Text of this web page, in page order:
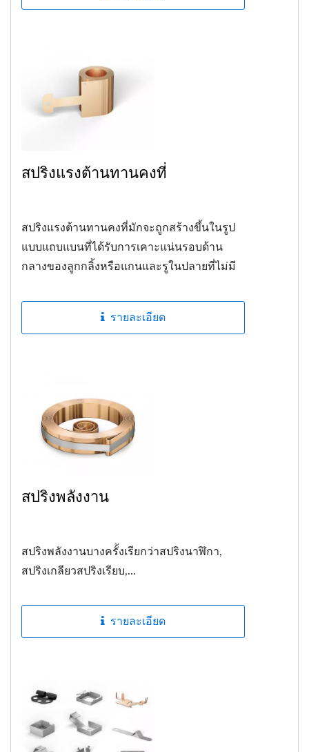
สปริงแรงต้านทานคงที่
สปริงแรงต้านทานคงที่มักจะถูกสร้างขึ้นในรูป
แบบแถบแบนที่ได้รับการเคาะแน่นรอบด้าน
กลางของลูกกลิ้งหรือแกนและรูในปลายที่ไม่มี
สมดุลแบบคาวน์เตอร์...
รายละเอียด
สปริงพลังงาน
สปริงพลังงานบางครั้งเรียกว่าสปริงนาฬิกา,
สปริงเกลียวสปริงเรียบ,...
รายละเอียด